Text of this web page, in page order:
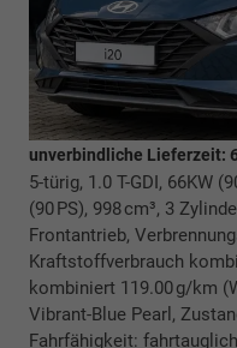
unverbindliche Lieferzeit:
5-türig, 1.0 T-GDI, 66KW
(90 PS), 998 cm³, 3
Frontantrieb,
Kraftstoffverbrauch
kombiniert 119.00 g/km
Vibrant-Blue Pearl,
Fahrfähigkeit: